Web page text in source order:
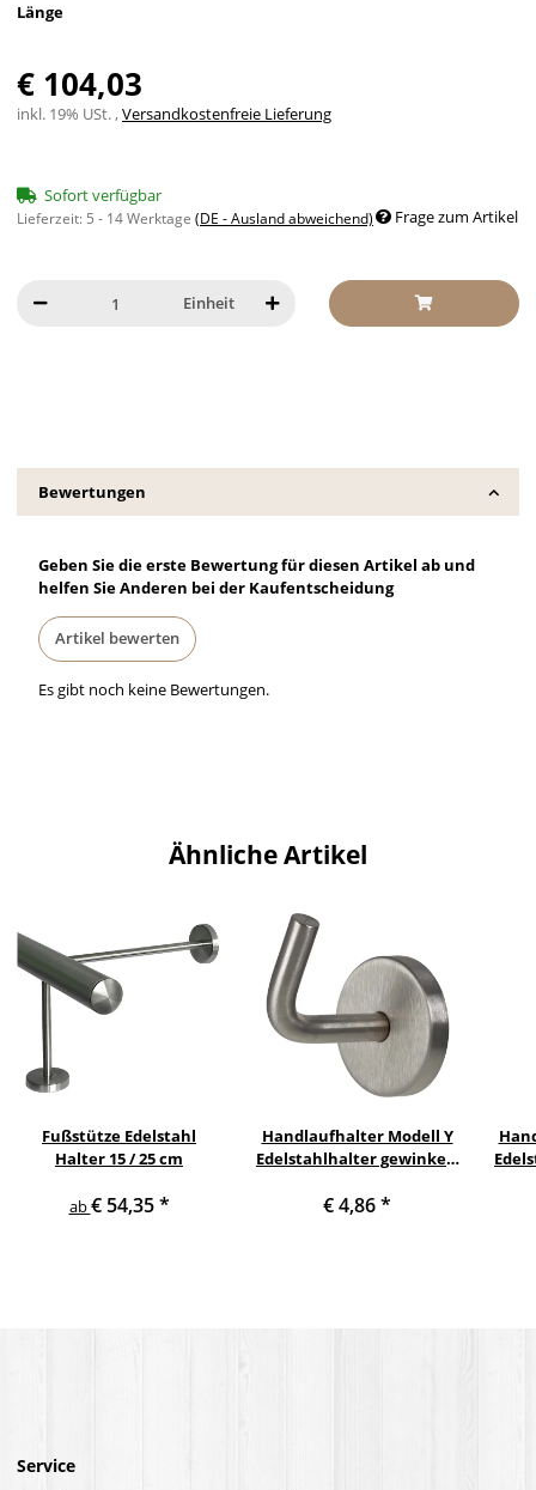
Länge
€ 104,03
inkl. 19% USt. ,Versandkostenfreie Lieferung
Sofort verfügbar
Lieferzeit: 5 - 14 Werktage (DE - Ausland abweichend) Frage zum Artikel
Einheit
Bewertungen
Geben Sie die erste Bewertung für diesen Artikel ab und
helfen Sie Anderen bei der Kaufentscheidung
Artikel bewerten
Es gibt noch keine Bewertungen.
Ähnliche Artikel
Fußstütze Edelstahl
Halter 15 / 25 cm
ab€ 54,35*
Handlaufhalter Modell Y
Edelstahlhalter gewinkelt
€ 4,86*
Service